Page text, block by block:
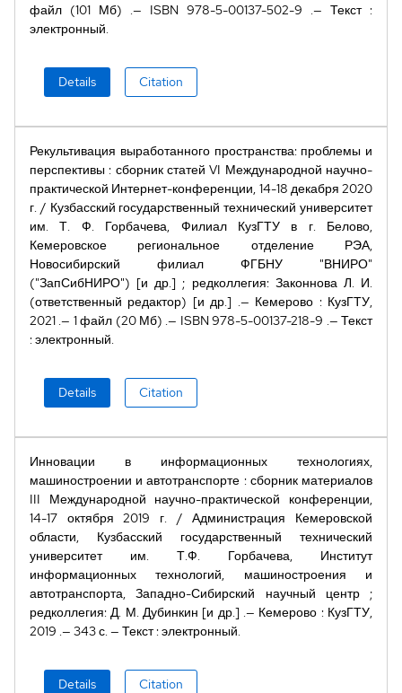
файл (101 Мб)
ISBN 978-5-00137-502-9 Текст:
электронный
Details Citation
Рекультивация выработанного пространства: проблемы и
перспективы : сборник статей VI Международной научно-
практической Интернет-конференции, 14-18 декабря 2020
г. / Кузбасский государственный технический университет
им. Т. Ф. Горбачева, Филиал КузГТУ в г. Белово,
Кемеровское региональное отделение РЭА,
Новосибирский филиал ФГБНУ "ВНИРО"
("ЗапСибНИРО") [и др.] ; редколлегия: Законнова Л. И.
(ответственный редактор) [и др.]
Кемерово : КузГТУ,
2021
1 файл (20 Мб) ISBN978-5-00137-218-9
Текст
:электронный
Details Citation
Инновации в информационных технологиях,
машиностроении и автотранспорте : сборник материалов
III Международной научно-практической конференции,
14-17 октября 2019 г. /Администрация Кемеровской
области, Кузбасский государственный технический
университет им. Т.Ф. Горбачева, Институт
информационных технологий, машиностроения и
автотранспорта, Западно-Сибирский научный центр;
редколлегия: Д. М. Дубинкин [и др.]
Кемерово : КузГТУ,
2019
343 с. Текст:электронный
Details Citation